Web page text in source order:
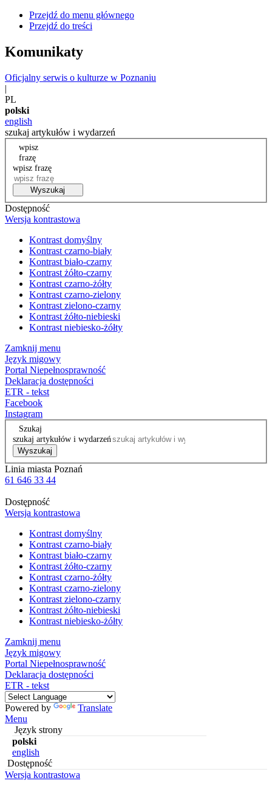
Przejdź do menu głównego
Przejdź do treści
Komunikaty
Oficjalny serwis o kulturze w Poznaniu
|
PL
polski
english
szukaj artykułów i wydarzeń
wpisz
frazę
wpisz frazę
Wyszukaj
Dostępność
Wersja kontrastowa
Kontrast domyślny
Kontrast czarno-biały
Kontrast biało-czarny
Kontrast żółto-czarny
Kontrast czarno-żółty
Kontrast czarno-zielony
Kontrast zielono-czarny
Kontrast żółto-niebieski
Kontrast niebiesko-żółty
Zamknij menu
Język migowy
Portal Niepełnosprawność
Deklaracja dostępności
ETR - tekst
Facebook
Instagram
Szukaj
szukaj artykułów i wydarzeń
Wyszukaj
Linia miasta Poznań
61 646 33 44
Dostępność
Wersja kontrastowa
Kontrast domyślny
Kontrast czarno-biały
Kontrast biało-czarny
Kontrast żółto-czarny
Kontrast czarno-żółty
Kontrast czarno-zielony
Kontrast zielono-czarny
Kontrast żółto-niebieski
Kontrast niebiesko-żółty
Zamknij menu
Język migowy
Portal Niepełnosprawność
Deklaracja dostępności
ETR - tekst
Powered by
Translate
Menu
Język strony
polski
english
Dostępność
Wersja kontrastowa